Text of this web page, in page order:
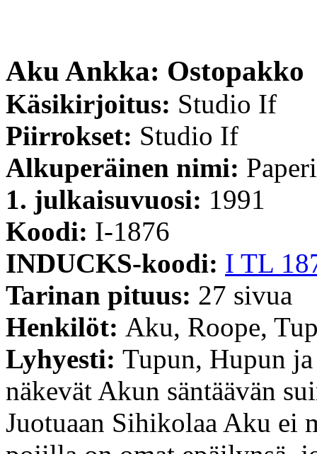
Aku Ankka: Ostopakko
Käsikirjoitus: Studio If
Piirrokset: Studio If
Alkuperäinen nimi:
1. julkaisuvuosi: 1991
Koodi: I-1876
INDUCKS-koodi: I TL
Tarinan pituus: 27 sivua
Henkilöt: Aku, Roope,
Lyhyesti: Tupun, Hupun
näkevät Akun säntäävän
Juotuaan Sihikolaa Aku ei